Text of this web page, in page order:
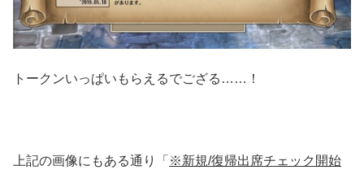
トークンいっぱいもらえるでござる……！
上記の画像にもある通り「 ※新規/復帰出席チェック開始